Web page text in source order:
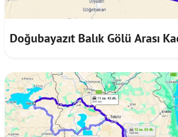
Doğubayazıt Balık Gölü Arası